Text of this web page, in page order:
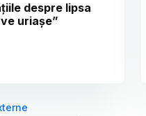
despre lipsa
uriașe”